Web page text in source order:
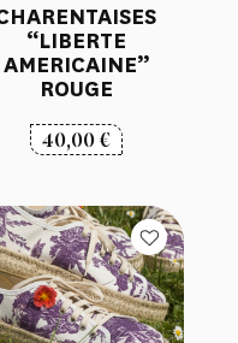
“LIBERTE
AMERICAINE”
ROUGE
40,00€